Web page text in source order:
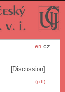
en cz
[Discussion]
(pdf)